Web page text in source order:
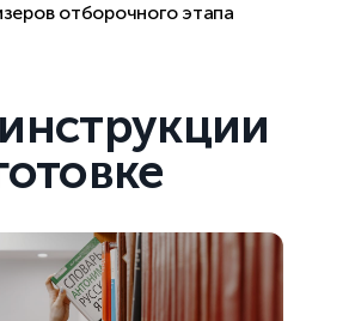
отборочного этапа